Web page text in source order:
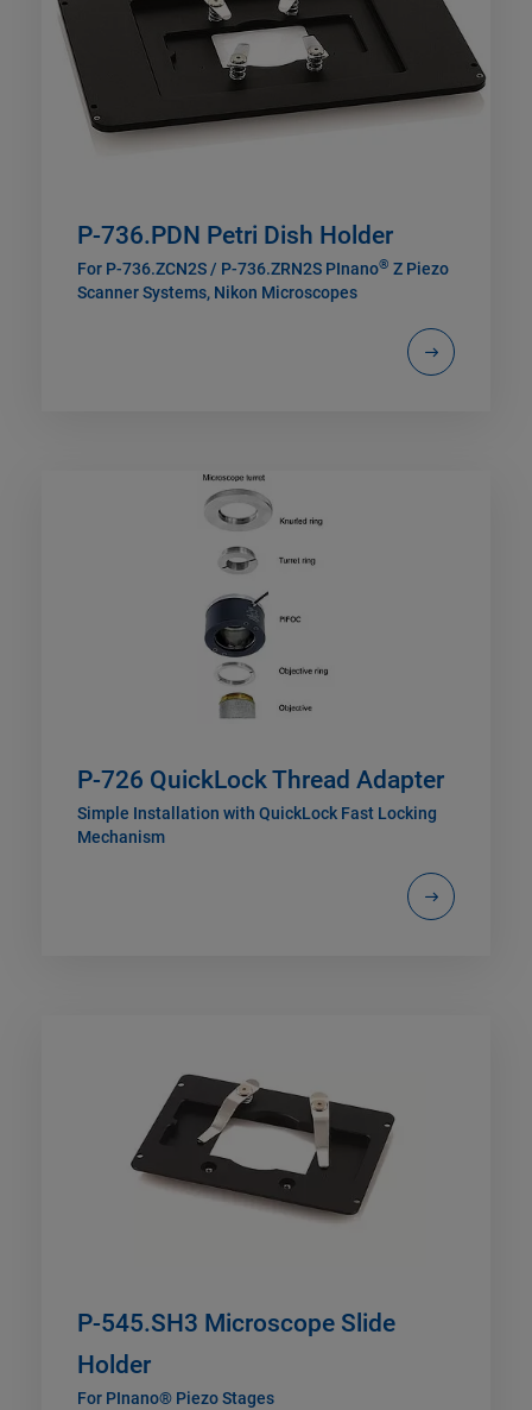
P-736.PDN Petri Dish Holder
For P-736.ZCN2S / P-736.ZRN2S PInano® Z Piezo
Scanner Systems, Nikon Microscopes
P-726 QuickLock Thread Adapter
Simple Installation with QuickLock Fast Locking
Mechanism
P-545.SH3 Microscope Slide
Holder
For PInano® Piezo Stages